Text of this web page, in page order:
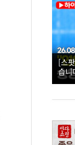
[스팟Live] “정청
습니
더불